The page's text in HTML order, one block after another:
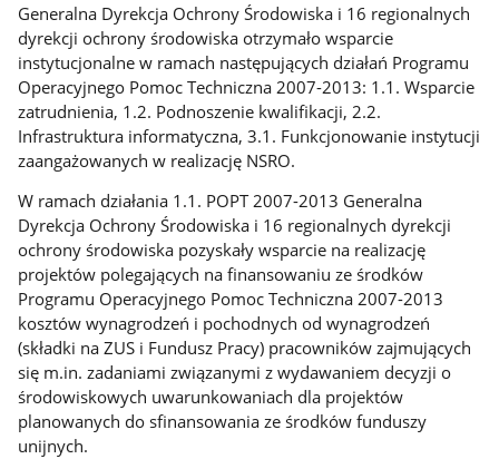
Generalna Dyrekcja Ochrony Środowiska i 16 regionalnych
dyrekcji ochrony środowiska otrzymało wsparcie
instytucjonalne w ramach następujących działań Programu
Operacyjnego Pomoc Techniczna 2007-2013: 1.1. Wsparcie
zatrudnienia, 1.2. Podnoszenie kwalifikacji, 2.2.
Infrastruktura informatyczna, 3.1. Funkcjonowanie instytucji
zaangażowanych w realizację NSRO.
W ramach działania 1.1. POPT 2007-2013 Generalna
Dyrekcja Ochrony Środowiska i 16 regionalnych dyrekcji
ochrony środowiska pozyskały wsparcie na realizację
projektów polegających na finansowaniu ze środków
Programu Operacyjnego Pomoc Techniczna 2007-2013
kosztów wynagrodzeń i pochodnych od wynagrodzeń
(składki na ZUS i Fundusz Pracy) pracowników zajmujących
się m.in. zadaniami związanymi z wydawaniem decyzji o
środowiskowych uwarunkowaniach dla projektów
planowanych do sfinansowania ze środków funduszy
unijnych.